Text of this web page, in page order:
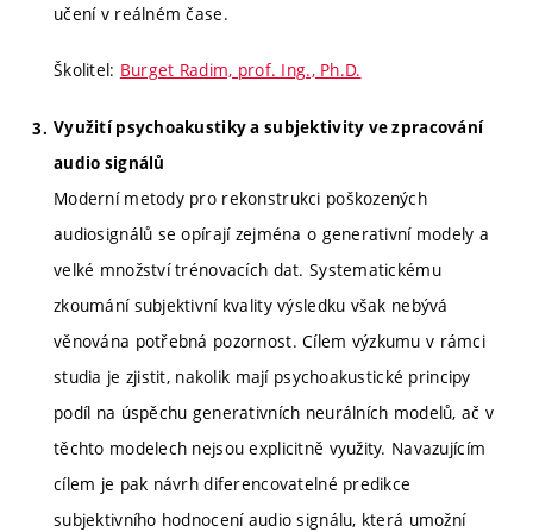
učení v reálném čase.
Školitel: Burget Radim, prof. Ing., Ph.D.
Využití psychoakustiky a subjektivity ve zpracování
audio signálů
Moderní metody pro rekonstrukci poškozených
audiosignálů se opírají zejména o generativní modely a
velké množství trénovacích dat. Systematickému
zkoumání subjektivní kvality výsledku však nebývá
věnována potřebná pozornost. Cílem výzkumu v rámci
studia je zjistit, nakolik mají psychoakustické principy
podíl na úspěchu generativních neurálních modelů, ač v
těchto modelech nejsou explicitně využity. Navazujícím
cílem je pak návrh diferencovatelné predikce
subjektivního hodnocení audio signálu, která umožní